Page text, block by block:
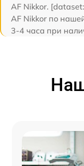
AF Nikkor.
AF Nikkor по
3-4 часа при